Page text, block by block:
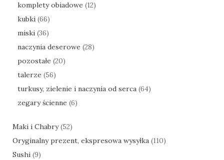
komplety obiadowe (12)
kubki (66)
miski (36)
naczynia deserowe (28)
pozostałe (20)
talerze (56)
turkusy, zielenie i naczynia od serca (64)
zegary ścienne (6)
Maki i Chabry (52)
Oryginalny prezent, ekspresowa wysyłka (110)
Sushi (9)